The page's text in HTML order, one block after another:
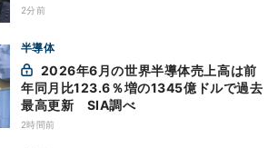
2分前
半導体
年同月比123.6％増の1345億ドルで過去
最高更新 SIA調べ
2時間前